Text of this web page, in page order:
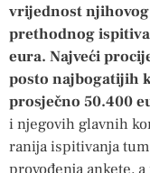
vrijednost
prethodnog
eura. Najveći
posto najbogatijih
prosječno 50.400
i njegovih glavnih
ranija ispitivanja